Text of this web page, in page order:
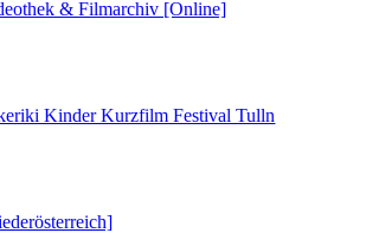
& Filmarchiv [Online]
Kinder Kurzfilm Festival Tulln